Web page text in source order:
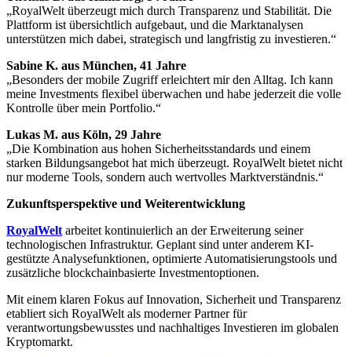
„RoyalWelt überzeugt mich durch Transparenz und Stabilität. Die
Plattform ist übersichtlich aufgebaut, und die Marktanalysen
unterstützen mich dabei, strategisch und langfristig zu investieren.“
Sabine K. aus München, 41 Jahre
„Besonders der mobile Zugriff erleichtert mir den Alltag. Ich kann
meine Investments flexibel überwachen und habe jederzeit die volle
Kontrolle über mein Portfolio.“
Lukas M. aus Köln, 29 Jahre
„Die Kombination aus hohen Sicherheitsstandards und einem
starken Bildungsangebot hat mich überzeugt. RoyalWelt bietet nicht
nur moderne Tools, sondern auch wertvolles Marktverständnis.“
Zukunftsperspektive und Weiterentwicklung
RoyalWelt arbeitet kontinuierlich an der Erweiterung seiner
technologischen Infrastruktur. Geplant sind unter anderem KI-
gestützte Analysefunktionen, optimierte Automatisierungstools und
zusätzliche blockchainbasierte Investmentoptionen.
Mit einem klaren Fokus auf Innovation, Sicherheit und Transparenz
etabliert sich RoyalWelt als moderner Partner für
verantwortungsbewusstes und nachhaltiges Investieren im globalen
Kryptomarkt.